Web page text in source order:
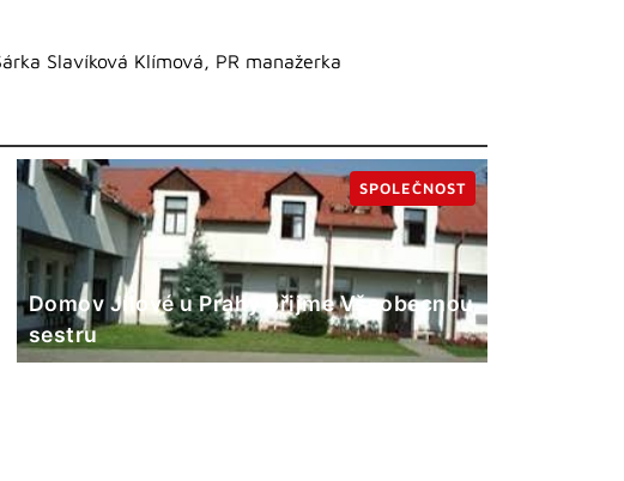
Slavíková Klímová, PR manažerka
Domov Jílové u Prahy přijme Všeobecnou
sestru
SPOLEČNOST